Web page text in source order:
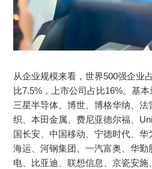
从企业规模来看，世界500强企业
比7.5%，上市公司占比16%。基本
三星半导体、博世、博格华纳、
织、本田金属、费尼亚德尔福、
国长安、中国移动、宁德时代、
海运、河钢集团、一汽富奥、华
电、比亚迪、联想信息、京瓷安施